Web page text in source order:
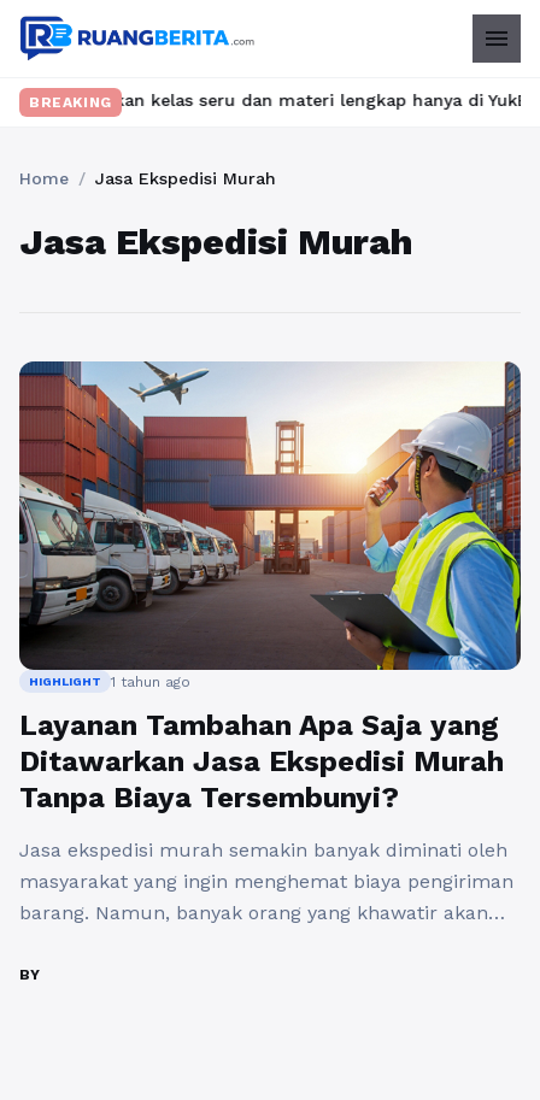
menu
BREAKINGkelas seru dan materi lengkap hanya di
Home / Jasa Ekspedisi Murah
Jasa Ekspedisi Murah
HIGHLIGHT 1 tahun ago
Layanan Tambahan Apa Saja yang
Ditawarkan Jasa Ekspedisi Murah
Tanpa Biaya Tersembunyi?
Jasa ekspedisi murah semakin banyak diminati oleh
masyarakat yang ingin menghemat biaya pengiriman
barang. Namun, banyak orang yang khawatir akan
biaya pengiriman menjadi lebih mahal dari yang
BY